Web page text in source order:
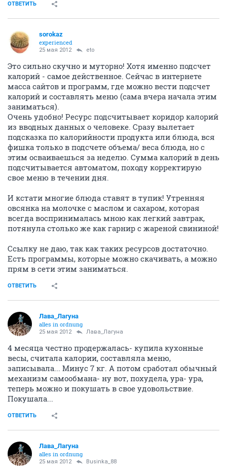
ОТВЕТИТЬ
sorokaz
experienced
25 мая 2012 eto
Это сильно скучно и муторно! Хотя именно подсчет
калорий - самое действенное. Сейчас в интернете
масса сайтов и программ, где можно вести подсчет
калорий и составлять меню (сама вчера начала этим
заниматься).
Очень удобно! Ресурс подсчитывает коридор калорий
из вводных данных о человеке. Сразу вылетает
подсказка по калорийности продукта или блюда, вся
фишка только в подсчете объема/ веса блюда, но с
этим осваиваешься за неделю. Сумма калорий в день
подсчитывается автоматом, походу корректирую
свое меню в течении дня.
И кстати многие блюда ставят в тупик! Утренняя
овсянка на молочке с маслом и сахаром, которая
всегда воспринималась мною как легкий завтрак,
потянула столько же как гарнир с жареной свининой!
Ссылку не даю, так как таких ресурсов достаточно.
Есть программы, которые можно скачивать, а можно
прям в сети этим заниматься.
ОТВЕТИТЬ
Лава_Лагуна
alles in ordnung
25 мая 2012 Лава_Лагуна
4 месяца честно продержалась- купила кухонные
весы, считала калории, составляла меню,
записывала... Минус 7 кг. А потом сработал обычный
механизм самообмана- ну вот, похудела, ура- ура,
теперь можно и покушать в свое удовольствие.
Покушала...
ОТВЕТИТЬ
Лава_Лагуна
alles in ordnung
25 мая 2012 Businka_88